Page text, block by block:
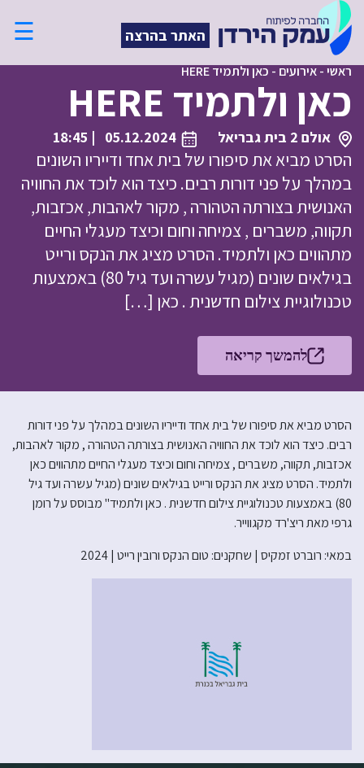
האתר בהרצה ☰
ראשי-אירועים - כאן ולתמיד HERE
כאן ולתמיד HERE
אולם 2 בית גבריאל 05.12.2024
| 18:45
הסרט מביא את סיפורו של בית אחד ודייריו השונים
במהלך על פני דורות רבים. כיצד הוא לוכד את החוויה
האנושית בצורתה הטהורה , מקור לאהבות, אכזבות,
תקווה, משברים , צמיחה וחום וכיצד מעגלי החיים
מתהווים כאן ולתמיד. הסרט מציג את הנקס ורייט
בגילאים שונים (מגיל עשרה ועד גיל 80) באמצעות
טכנולוגיית צילום חדשנית . כאן […]
להמשך קריאה
הסרט מביא את סיפורו של בית אחד ודייריו השונים במהלך על פני דורות
רבים. כיצד הוא לוכד את החוויה האנושית בצורתה הטהורה , מקור לאהבות,
אכזבות, תקווה, משברים , צמיחה וחום וכיצד מעגלי החיים מתהווים כאן
ולתמיד. הסרט מציג את הנקס ורייט בגילאים שונים (מגיל עשרה ועד גיל
80) באמצעות טכנולוגיית צילום חדשנית . כאן ולתמיד" מבוסס על רומן
גרפי מאת ריצ'רד מקגווייר.
במאי: רוברט זמקיס | שחקנים: טום הנקס ורובין רייט | 2024